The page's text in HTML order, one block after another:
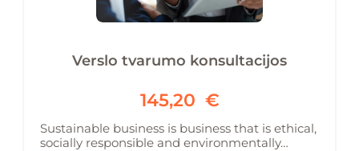
Verslo tvarumo konsultacijos
145,20 €
Sustainable business is business that is ethical,
socially responsible and environmentally…